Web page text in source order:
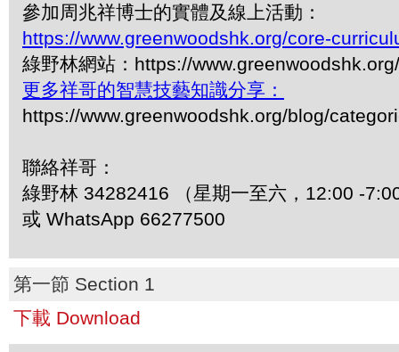
參加周兆祥博士的實體及線上活動：
https://www.greenwoodshk.org/core-
綠野林網站：https://www.greenwoodshk.org/
更多祥哥的智慧技藝知識分享：
https://www.greenwoodshk.org/blog/
聯絡祥哥：
綠野林 34282416 （星期一至六，12:00 -
或 WhatsApp 66277500
第一節 Section 1
下載 Download